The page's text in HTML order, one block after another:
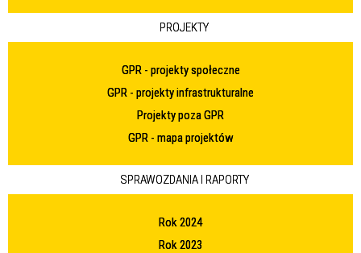
PROJEKTY
GPR - projekty społeczne
GPR - projekty infrastrukturalne
Projekty poza GPR
GPR - mapa projektów
SPRAWOZDANIA I RAPORTY
Rok 2024
Rok 2023